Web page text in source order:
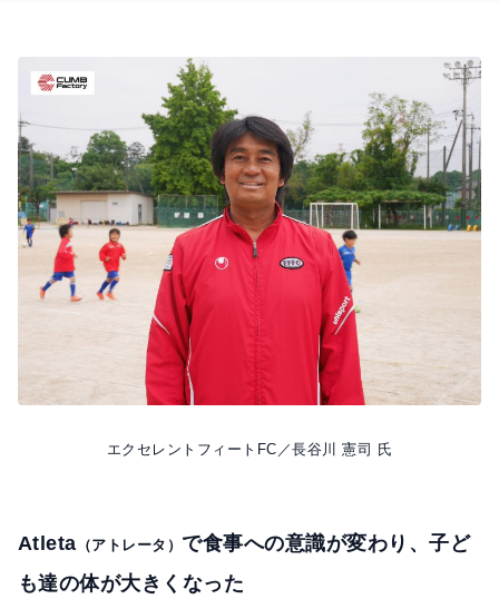
o
o
k
a
d
s
エクセレントフィートFC／長谷川 憲司 氏
Atleta （アトレータ） で食事への意識が変わり、子ど
も達の体が大きくなった